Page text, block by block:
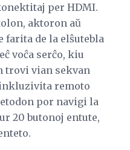
per HDMI.
aktoron aŭ
de la elŝutebla
voĉa serĉo, kiu
trovi vian sekvan
remoto
por navigi la
20 butonoj entute,